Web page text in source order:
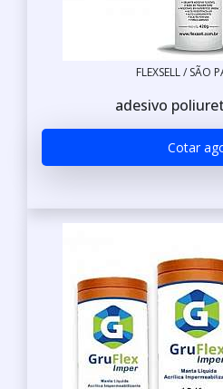
FLEXSELL / SÃO
adesivo
Cotar